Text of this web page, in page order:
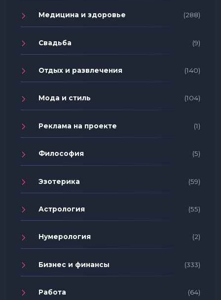
Медицина и здоровье (288)
Свадьба (9)
Отдых и развлечения (140)
Мода и стиль (104)
Реклама на проекте (1)
Философия (5)
Эзотерика (59)
Астрология (55)
Нумерология (2)
Бизнес и финансы (333)
Работа (64)